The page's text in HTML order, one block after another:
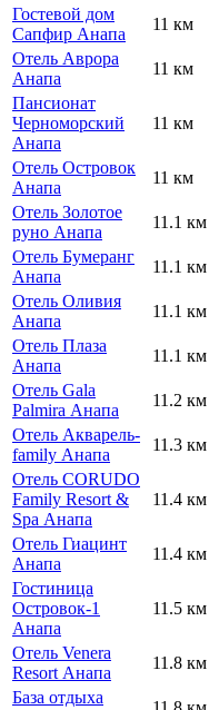
Гостевой дом
Сапфир Анапа
11 км
Отель Аврора
Анапа
11 км
Пансионат
Черноморский
Анапа
11 км
Отель Островок
Анапа
11 км
Отель Золотое
руно Анапа
11.1 км
Отель Бумеранг
Анапа
11.1 км
Отель Оливия
Анапа
11.1 км
Отель Плаза
Анапа
11.1 км
Отель Gala
Palmira Анапа
11.2 км
Отель Акварель-
family Анапа
11.3 км
Отель CORUDO
Family Resort &
Spa Анапа
11.4 км
Отель Гиацинт
Анапа
11.4 км
Гостиница
Островок-1
Анапа
11.5 км
Отель Venera
Resort Анапа
11.8 км
База отдыха